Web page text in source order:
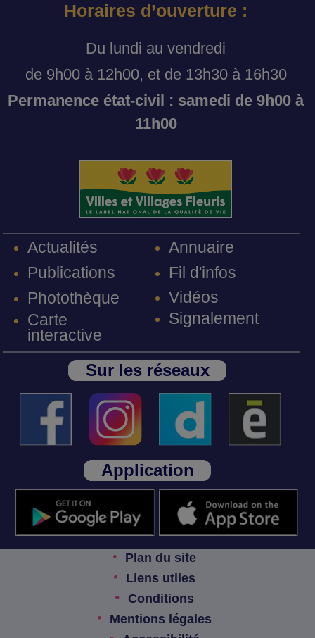
Horaires d’ouverture :
Du lundi au vendredi
de 9h00 à 12h00, et de 13h30 à 16h30
Permanence état-civil : samedi de 9h00 à
11h00
Actualités
Publications
Photothèque
Carte
interactive
Annuaire
Fil d'infos
Vidéos
Signalement
Sur les réseaux
Application
Plan du site
Liens utiles
Conditions
Mentions légales